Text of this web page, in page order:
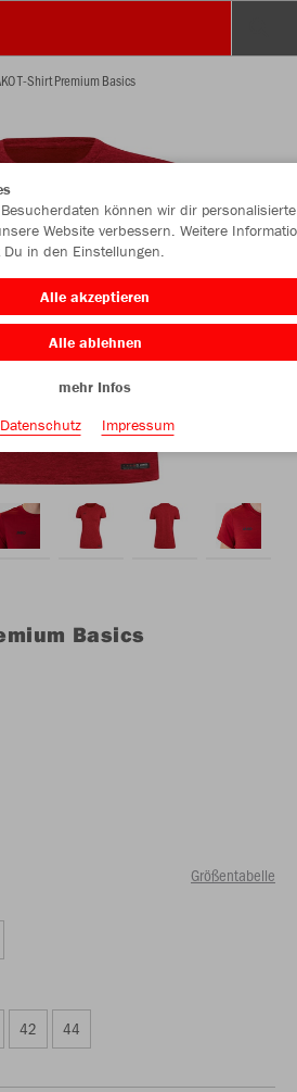
T-Shirt Premium Basics
Basics
Größentabelle
42 44
können wir dir personalisierte
Website verbessern. Weitere
in den Einstellungen.
Alle akzeptieren
Alle ablehnen
mehr Infos
Datenschutz
Impressum